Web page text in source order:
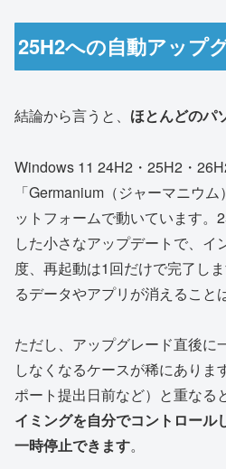
25H2への自動アップ
結論から言うと、 ほとんどのパ
Windows 11 24H2・25H2・
「Germanium（ジャーマニウ
ットフォームで動いています。
した小さなアップデートで、イ
度、再起動は1回だけで完了し
るデータやアプリが消えること
ただし、アップグレード直後に
しなくなるケースが稀にありま
ポート提出日前など）と重なる
イミングを自分でコントロール
一時停止できます。